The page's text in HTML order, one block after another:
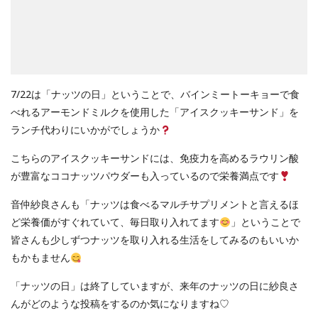
7/22は「ナッツの日」ということで、バインミートーキョーで食
べれるアーモンドミルクを使用した「アイスクッキーサンド」を
ランチ代わりにいかがでしょうか
こちらのアイスクッキーサンドには、免疫力を高めるラウリン酸
が豊富なココナッツパウダーも入っているので栄養満点です
音仲紗良さんも「ナッツは食べるマルチサプリメントと言えるほ
ど栄養価がすぐれていて、毎日取り​​入れてます
」ということで
皆さんも少しずつナッツを取り入れる生活をしてみるのもいいか
もかもません
「ナッツの日」は終了していますが、来年のナッツの日に紗良さ
んがどのような投稿をするのか気になりますね♡